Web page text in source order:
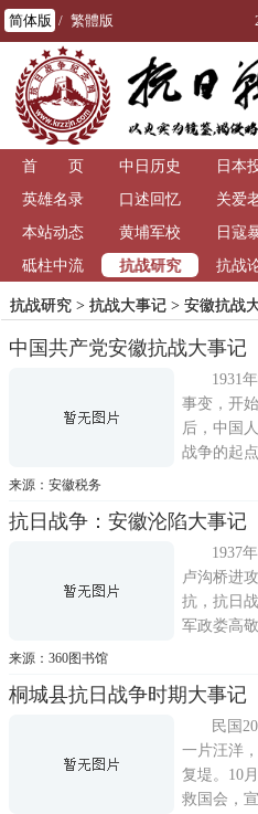
简体版 / 繁體版
首 页 中日历史 日本
英雄名录
口述回忆 关爱
本站动态
黄埔军校 日寇
砥柱中流
抗战研究 抗战
抗战研究> 抗战大事记> 安徽抗战
中国共产党安徽抗战大事记
1931
事变，开
后，中国
战争的起
的序幕。
七十三、
人。11月
挥、陈昌
来源：安徽税务
抗日战争：安徽沦陷大事记
1937
卢沟桥进
抗，抗日
军政娄高
内战，合
颐上青小
的代表刘
谈判，达
来源：360图书馆
桐城县抗日战争时期大事记
民国
一片汪洋
复堤。10
救国会，